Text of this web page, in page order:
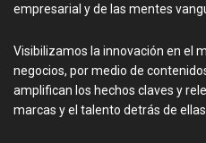
empresarial y de las mentes
Visibilizamos la innovación en el
negocios, por medio de
amplifican los hechos claves y
marcas y el talento detrás de ellas.